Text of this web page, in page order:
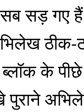
सब सड़
ठीक-
के
पुराने